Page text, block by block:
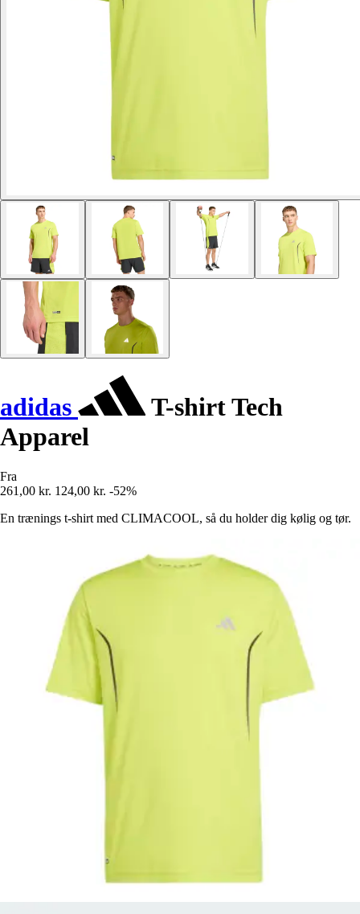
adidas
T-shirt Tech
Apparel
Fra
261,00 kr. 124,00 kr. -52%
En trænings t-shirt med CLIMACOOL, så du holder dig kølig og tør.